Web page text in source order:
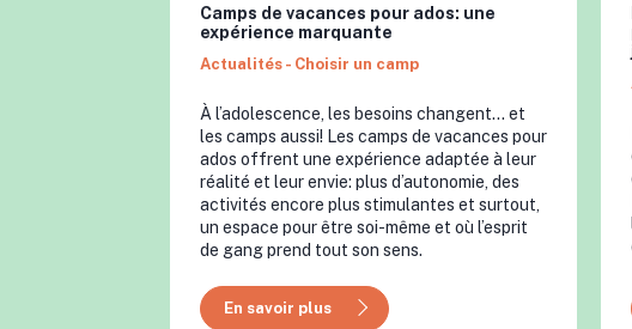
Camps de vacances pour ados: une
expérience marquante
Actualités - Choisir un camp
À l’adolescence, les besoins changent… et
les camps aussi! Les camps de vacances pour
ados offrent une expérience adaptée à leur
réalité et leur envie: plus d’autonomie, des
activités encore plus stimulantes et surtout,
un espace pour être soi-même et où l’esprit
de gang prend tout son sens.
En savoir plus